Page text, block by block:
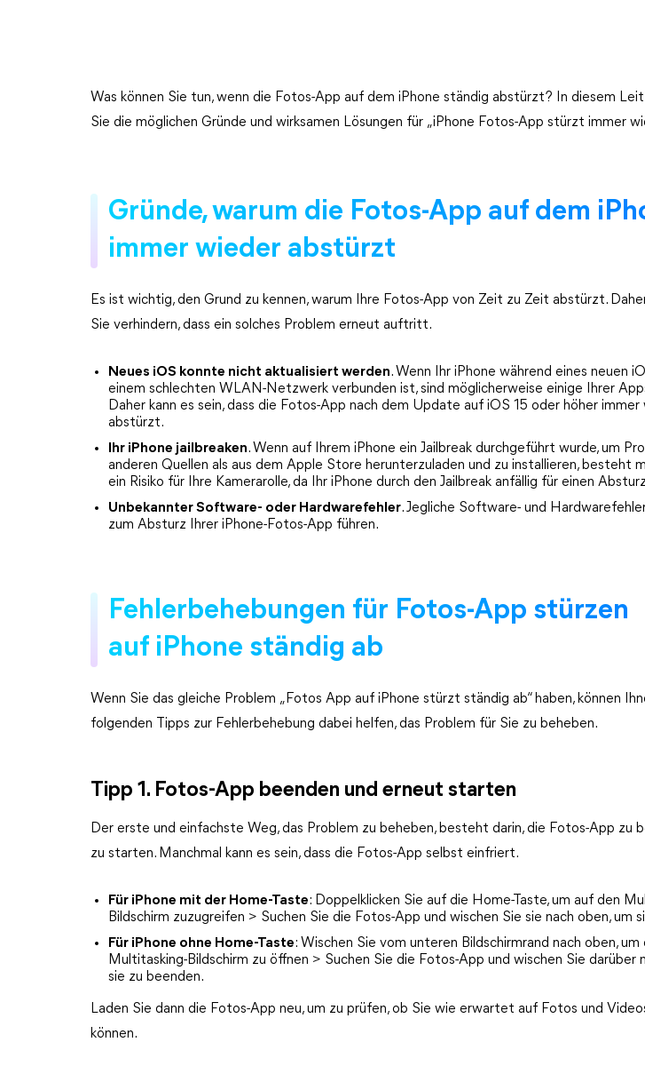
Was können Sie tun, wenn die Fotos-App auf dem iPhone ständig abstürzt? In diesem
Sie die möglichen Gründe und wirksamen Lösungen für „iPhone Fotos-App stürzt immer
Gründe, warum die Fotos-App auf dem
immer wieder abstürzt
Es ist wichtig, den Grund zu kennen, warum Ihre Fotos-App von Zeit zu Zeit abstürzt.
Sie verhindern, dass ein solches Problem erneut auftritt.
Neues iOS konnte nicht aktualisiert werden. Wenn Ihr iPhone während eines neuen
einem schlechten WLAN-Netzwerk verbunden ist, sind möglicherweise einige Ihrer
Daher kann es sein, dass die Fotos-App nach dem Update auf iOS 15 oder höher immer
abstürzt.
Ihr iPhone jailbreaken. Wenn auf Ihrem iPhone ein Jailbreak durchgeführt wurde, um
anderen Quellen als aus dem Apple Store herunterzuladen und zu installieren, besteht
ein Risiko für Ihre Kamerarolle, da Ihr iPhone durch den Jailbreak anfällig für einen
Unbekannter Software- oder Hardwarefehler. Jegliche Software- und
zum Absturz Ihrer iPhone-Fotos-App führen.
Fehlerbehebungen für Fotos-App stürzen
auf iPhone ständig ab
Wenn Sie das gleiche Problem „Fotos App auf iPhone stürzt ständig ab“ haben, können
folgenden Tipps zur Fehlerbehebung dabei helfen, das Problem für Sie zu beheben.
Tipp 1. Fotos-App beenden und erneut starten
Der erste und einfachste Weg, das Problem zu beheben, besteht darin, die Fotos-App zu
zu starten. Manchmal kann es sein, dass die Fotos-App selbst einfriert.
Für iPhone mit der Home-Taste: Doppelklicken Sie auf die Home-Taste, um auf den
Bildschirm zuzugreifen > Suchen Sie die Fotos-App und wischen Sie sie nach oben, um
Für iPhone ohne Home-Taste: Wischen Sie vom unteren Bildschirmrand nach oben, um
Multitasking-Bildschirm zu öffnen > Suchen Sie die Fotos-App und wischen Sie darüber
sie zu beenden.
Laden Sie dann die Fotos-App neu, um zu prüfen, ob Sie wie erwartet auf Fotos und
können.